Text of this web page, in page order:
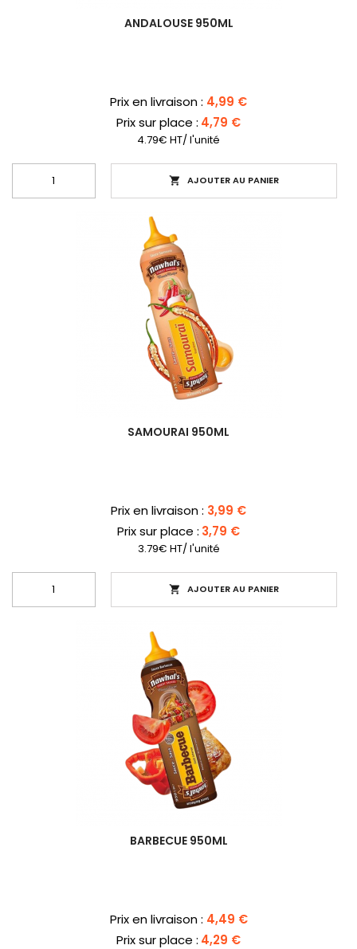
ANDALOUSE 950ML
Prix
Prix en livraison : 4,99 €
Prix sur place : 4,79 €
4.79€ HT/ l'unité
 AJOUTER AU PANIER
SAMOURAI 950ML
Prix
Prix en livraison : 3,99 €
Prix sur place : 3,79 €
3.79€ HT/ l'unité
 AJOUTER AU PANIER
BARBECUE 950ML
Prix
Prix en livraison : 4,49 €
Prix sur place : 4,29 €